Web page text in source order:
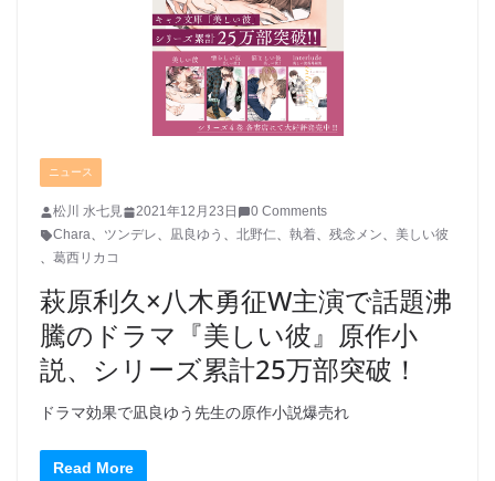
ニュース
松川 水七見 2021年12月23日
0 Comments
Chara、 ツンデレ、 凪良ゆう 、 北野仁、 執着、 残念メン、 美しい彼
、 葛西リカコ
萩原利久×八木勇征W主演で話題沸
騰のドラマ『美しい彼』原作小
説、シリーズ累計25万部突破！
ドラマ効果で凪良ゆう先生の原作小説爆売れ
Read More